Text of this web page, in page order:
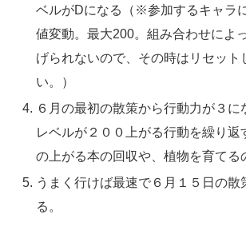
ベルがDになる（※参加するキャラ
値変動。最大200。組み合わせによ
げられないので、その時はリセット
い。）
６月の最初の散策から行動力が３に
レベルが２００上がる行動を繰り返
の上がる本の回収や、植物を育てる
うまく行けば最速で６月１５日の散
る。